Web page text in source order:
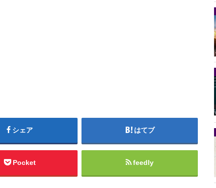
シェア はてブ
Pocket feedly